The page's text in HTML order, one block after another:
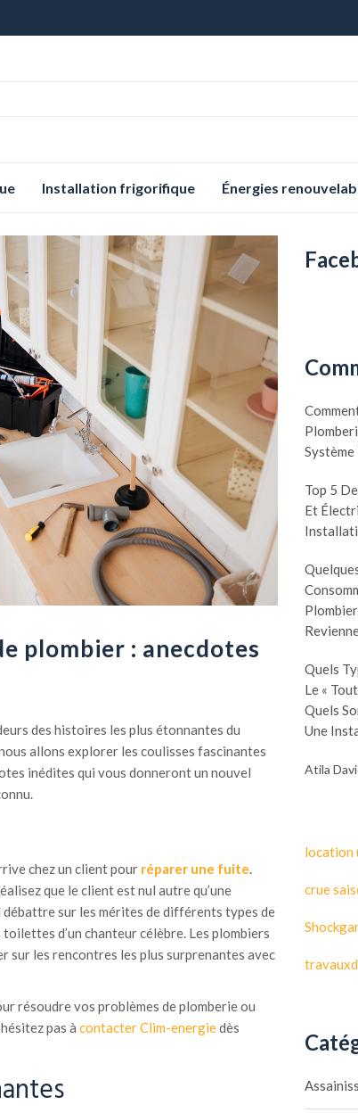
Installation frigorifique Énergies
plombier : anecdotes
des histoires les plus étonnantes du
allons explorer les coulisses fascinantes
inédites qui vous donneront un nouvel
chez un client pour réparer une fuite.
que le client est nul autre qu’une
sur les mérites de différents types de
d’un chanteur célèbre. Les plombiers
les rencontres les plus surprenantes avec
résoudre vos problèmes de plomberie ou
pas à contacter Clim-energiedès
Top 5
Et
Quels
Le «
Quels
Une
Atila
location
crue